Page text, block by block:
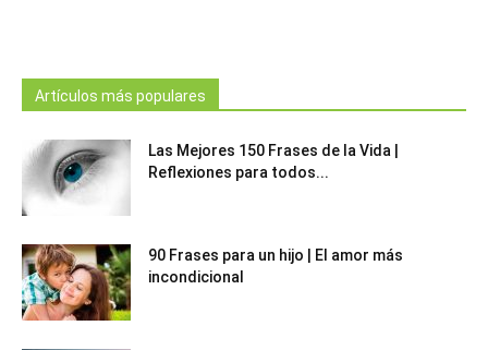
Artículos más populares
Las Mejores 150 Frases de la Vida |
Reflexiones para todos...
90 Frases para un hijo | El amor más
incondicional